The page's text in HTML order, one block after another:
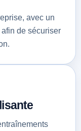
avec un
de sécuriser